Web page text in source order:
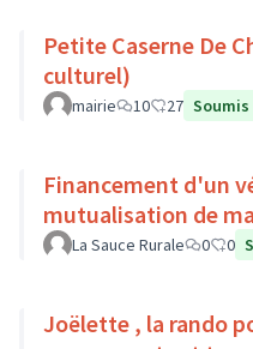
Petite Caserne De
culturel)
mairie 10 27
Financement d'un
mutualisation de
La Sauce Rurale 0 0
Joëlette , la rando